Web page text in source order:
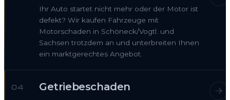
Ihr Auto startet nicht mehr oder der Motor ist
defekt? Wir kaufen Fahrzeuge mit
Motorschaden in Schöneck/Vogtl. und
Sachsen trotzdem an und unterbreiten Ihnen
ein marktgerechtes Angebot.
04 Getriebeschaden